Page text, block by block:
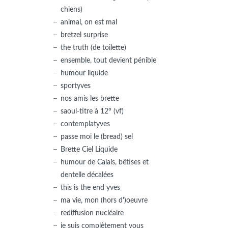
chiens)
animal, on est mal
bretzel surprise
the truth (de toilette)
ensemble, tout devient pénible
humour liquide
sportyves
nos amis les brette
saoul-titre à 12° (vf)
contemplatyves
passe moi le (bread) sel
Brette Ciel Liquide
humour de Calais, bêtises et
dentelle décalées
this is the end yves
ma vie, mon (hors d')oeuvre
rediffusion nucléaire
je suis complètement vous